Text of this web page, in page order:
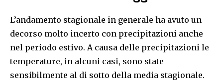
L’andamento stagionale in generale ha avuto un
decorso molto incerto con precipitazioni anche
nel periodo estivo. A causa delle precipitazioni le
temperature, in alcuni casi, sono state
sensibilmente al di sotto della media stagionale.